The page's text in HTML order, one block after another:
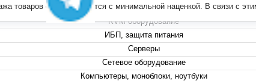
товаров осуществляется с минимальной наценкой. В связи с
KVM оборудование
ИБП, защита питания
Серверы
Сетевое оборудование
Компьютеры, моноблоки, ноутбуки